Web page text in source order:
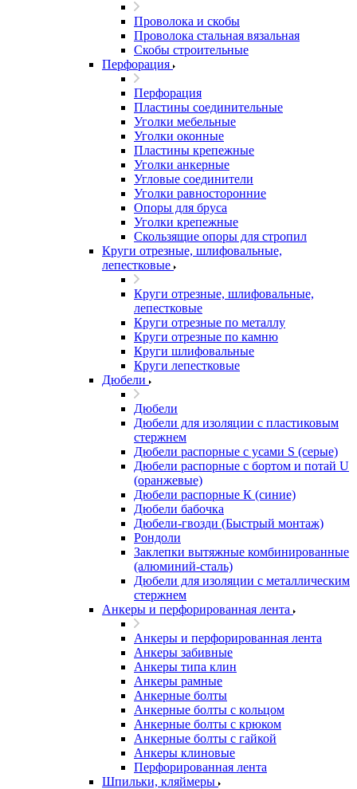
Проволока и скобы
Проволока стальная вязальная
Скобы строительные
Перфорация
Перфорация
Пластины соединительные
Уголки мебельные
Уголки оконные
Пластины крепежные
Уголки анкерные
Угловые соединители
Уголки равносторонние
Опоры для бруса
Уголки крепежные
Скользящие опоры для стропил
Круги отрезные, шлифовальные,
лепестковые
Круги отрезные, шлифовальные,
лепестковые
Круги отрезные по металлу
Круги отрезные по камню
Круги шлифовальные
Круги лепестковые
Дюбели
Дюбели
Дюбели для изоляции с пластиковым
стержнем
Дюбели распорные с усами S (серые)
Дюбели распорные c бортом и потай U
(оранжевые)
Дюбели распорные К (синие)
Дюбели бабочка
Дюбели-гвозди (Быстрый монтаж)
Рондоли
Заклепки вытяжные комбинированные
(алюминий-сталь)
Дюбели для изоляции с металлическим
стержнем
Анкеры и перфорированная лента
Анкеры и перфорированная лента
Анкеры забивные
Анкеры типа клин
Анкеры рамные
Анкерные болты
Анкерные болты с кольцом
Анкерные болты с крюком
Анкерные болты с гайкой
Анкеры клиновые
Перфорированная лента
Шпильки, кляймеры